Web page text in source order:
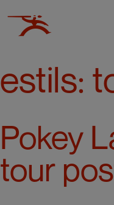
estils:
Pokey
tour